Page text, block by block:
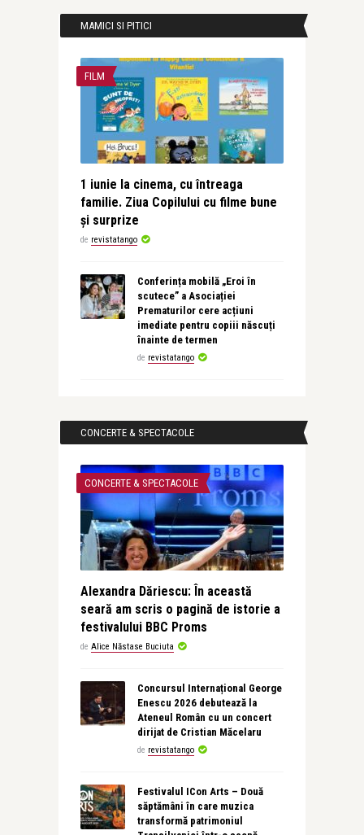
MAMICI SI PITICI
FILM
1 iunie la cinema, cu întreaga
familie. Ziua Copilului cu filme bune
și surprize
de revistatango
Conferința mobilă „Eroi în
scutece” a Asociației
Prematurilor cere acțiuni
imediate pentru copiii născuți
înainte de termen
de revistatango
CONCERTE & SPECTACOLE
CONCERTE & SPECTACOLE
Alexandra Dăriescu: În această
seară am scris o pagină de istorie a
festivalului BBC Proms
de Alice Năstase Buciuta
Concursul Internațional George
Enescu 2026 debutează la
Ateneul Român cu un concert
dirijat de Cristian Măcelaru
de revistatango
Festivalul ICon Arts – Două
săptămâni în care muzica
transformă patrimoniul